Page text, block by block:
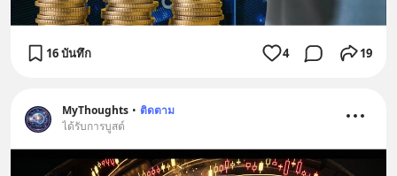
16 บันทึก 4 19
MyThoughts • ติดตาม
ได้รับการบูสต์